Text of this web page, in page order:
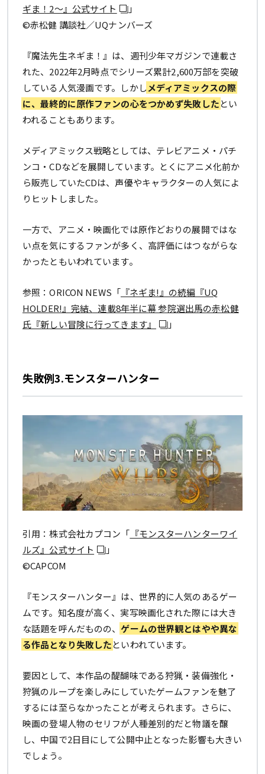
ギま！2～』公式サイト
」
©赤松健 講談社／UQナンバーズ
『魔法先生ネギま！』は、週刊少年マガジンで連載さ
れた、2022年2月時点でシリーズ累計2,600万部を突破
している人気漫画です。しかしメディアミックスの際
に、最終的に原作ファンの心をつかめず失敗したとい
われることもあります。
メディアミックス戦略としては、テレビアニメ・パチ
ンコ・CDなどを展開しています。とくにアニメ化前か
ら販売していたCDは、声優やキャラクターの人気によ
りヒットしました。
一方で、アニメ・映画化では原作どおりの展開ではな
い点を気にするファンが多く、高評価にはつながらな
かったともいわれています。
参照：ORICON NEWS「『ネギま!』の続編『UQ
HOLDER!』完結、連載8年半に幕 参院選出馬の赤松健
氏『新しい冒険に行ってきます』
」
失敗例3.モンスターハンター
引用：株式会社カプコン「 『モンスターハンターワイ
ルズ』公式サイト
」
©CAPCOM
『モンスターハンター』は、世界的に人気のあるゲー
ムです。知名度が高く、実写映画化された際には大き
な話題を呼んだものの、ゲームの世界観とはやや異な
る作品となり失敗したといわれています。
要因として、本作品の醍醐味である狩猟・装備強化・
狩猟のループを楽しみにしていたゲームファンを魅了
するには至らなかったことが考えられます。さらに、
映画の登場人物のセリフが人種差別的だと物議を醸
し、中国で2日目にして公開中止となった影響も大きい
でしょう。